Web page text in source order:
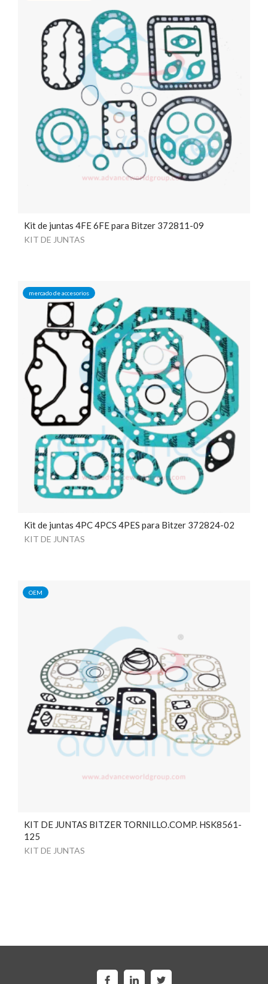
Kit de juntas 4FE 6FE para Bitzer 372811-09
KIT DE JUNTAS
mercado de accesorios
Kit de juntas 4PC 4PCS 4PES para Bitzer 372824-02
KIT DE JUNTAS
OEM
KIT DE JUNTAS BITZER TORNILLO.COMP. HSK8561-
125
KIT DE JUNTAS